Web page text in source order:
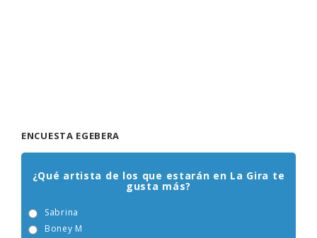
ENCUESTA EGEBERA
¿Qué artista de los que estarán en La Gira te
gusta más?
Sabrina
Boney M